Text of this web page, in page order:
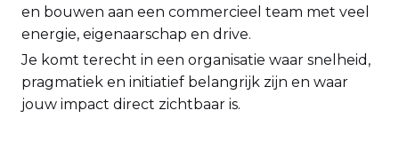
en bouwen aan een commercieel team met veel
energie, eigenaarschap en drive.
Je komt terecht in een organisatie waar snelheid,
pragmatiek en initiatief belangrijk zijn en waar
jouw impact direct zichtbaar is.